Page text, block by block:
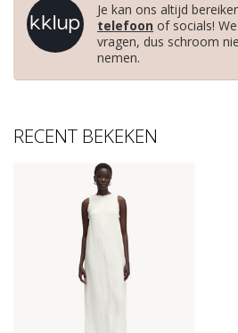
Je kan ons altijd
telefoon of socials!
vragen, dus schroom
nemen.
RECENT BEKEKEN